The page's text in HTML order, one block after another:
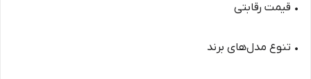
• قیمت رقابتی
• تنوع مدل‌های برند